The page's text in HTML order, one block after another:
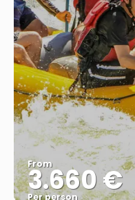
From
3.660 €
Per person